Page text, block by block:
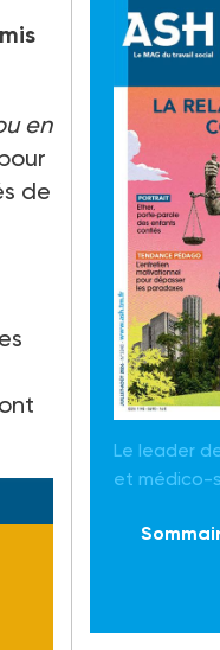
en
de
Le leader
et médico-